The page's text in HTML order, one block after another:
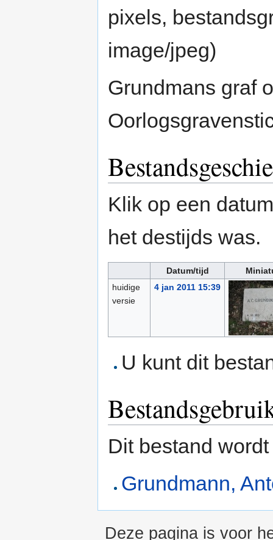
pixels,
image/jpeg)
Grundmans graf
Klik op een
het destijds was.
Datum/tijd
huidige
versie
4 jan 2011 15:39
U kunt dit
Dit bestand
Grundmann,
Deze pagina is voor